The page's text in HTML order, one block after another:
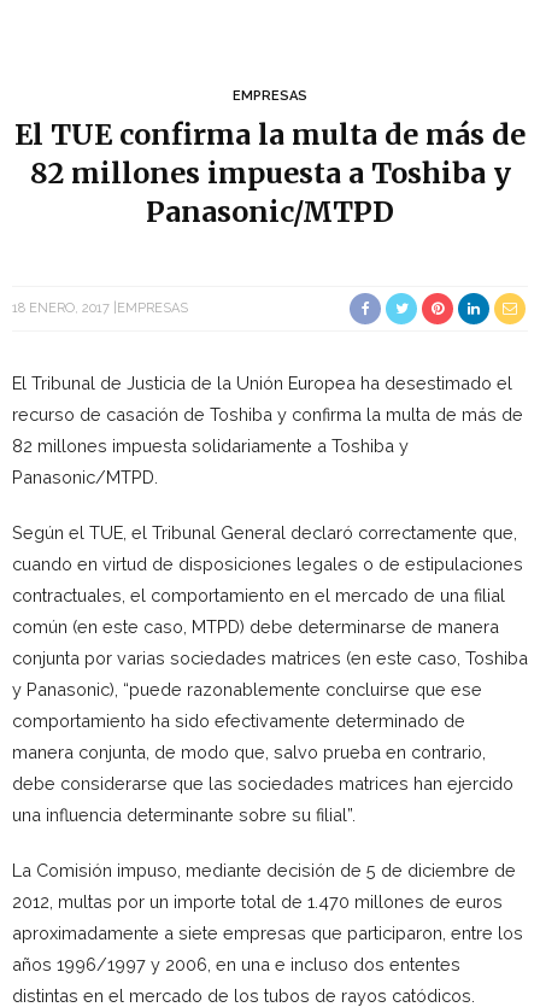
EMPRESAS
El TUE confirma la multa de más de
82 millones impuesta a Toshiba y
Panasonic/MTPD
18 ENERO, 2017 EMPRESAS
El Tribunal de Justicia de la Unión Europea ha desestimado el
recurso de casación de Toshiba y confirma la multa de más de
82 millones impuesta solidariamente a Toshiba y
Panasonic/MTPD.
Según el TUE, el Tribunal General declaró correctamente que,
cuando en virtud de disposiciones legales o de estipulaciones
contractuales, el comportamiento en el mercado de una filial
común (en este caso, MTPD) debe determinarse de manera
conjunta por varias sociedades matrices (en este caso, Toshiba
y Panasonic), “puede razonablemente concluirse que ese
comportamiento ha sido efectivamente determinado de
manera conjunta, de modo que, salvo prueba en contrario,
debe considerarse que las sociedades matrices han ejercido
una influencia determinante sobre su filial”.
La Comisión impuso, mediante decisión de 5 de diciembre de
2012, multas por un importe total de 1.470 millones de euros
aproximadamente a siete empresas que participaron, entre los
años 1996/1997 y 2006, en una e incluso dos ententes
distintas en el mercado de los tubos de rayos catódicos.